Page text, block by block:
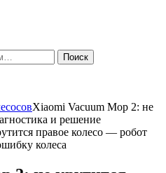
Поиск
Xiaomi Vacuum Mop 2: не
и решение